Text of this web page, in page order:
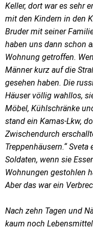
Keller, dort war es sehr
mit den Kindern in den
Bruder mit seiner
haben uns dann schon
Wohnung getroffen.
Männer kurz auf die
gesehen haben. Die
Häuser völlig wahllos,
Möbel, Kühlschränke
stand ein Kamas-Lkw,
Zwischendurch
Treppenhäusern.“
Soldaten, wenn sie
Wohnungen gestohlen
Aber das war ein
Nach zehn Tagen und
kaum noch